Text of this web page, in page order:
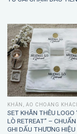
KHĂN, ÁO CHOÀNG
SET KHĂN THÊU LOGO
LÒ RETREAT” – CHUẨN
GHI DẤU THƯƠNG HIỆU